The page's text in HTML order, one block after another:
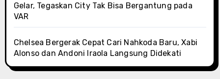
Gelar, Tegaskan City Tak Bisa Bergantung pada
VAR
Chelsea Bergerak Cepat Cari Nahkoda Baru, Xabi
Alonso dan Andoni Iraola Langsung Didekati